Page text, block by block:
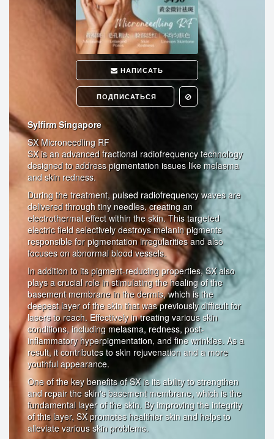
НАПИСАТЬ
ПОДПИСАТЬСЯ
Sylfirm Singapore
SX Microneedling RF
SX is an advanced fractional radiofrequency technology
designed to address pigmentation issues like melasma
and skin redness.
During the treatment, pulsed radiofrequency waves are
delivered through tiny needles, creating an
electrothermal effect within the skin. This targeted
electric field selectively destroys melanin pigments
responsible for pigmentation irregularities and also
focuses on abnormal blood vessels.
In addition to its pigment-reducing properties, SX also
plays a crucial role in stimulating the healing of the
basement membrane in the dermis, which is the
deepest layer of the skin that was previously difficult for
lasers to reach. Effectively in treating various skin
conditions, including melasma, redness, post-
inflammatory hyperpigmentation, and fine wrinkles. As a
result, it contributes to skin rejuvenation and a more
youthful appearance.
One of the key benefits of SX is its ability to strengthen
and repair the skin's basement membrane, which is the
fundamental layer of the skin. By improving the integrity
of this layer, SX promotes healthier skin and helps to
alleviate various skin problems.